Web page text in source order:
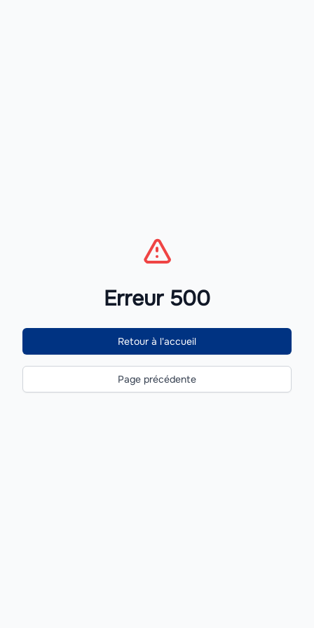
Erreur 500
Retour à l'accueil
Page précédente